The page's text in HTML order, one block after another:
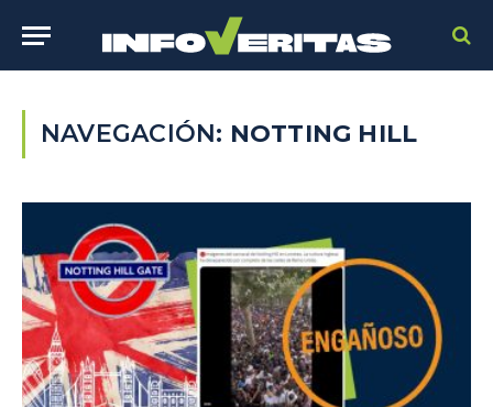
NAVEGACIÓN: NOTTING HILL